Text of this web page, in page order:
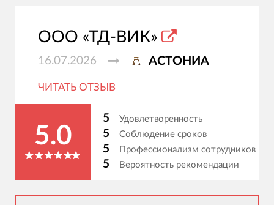
ООО «ТД-ВИК»
16.07.2026 АСТОНИА
ЧИТАТЬ ОТЗЫВ
5.0
5 Удовлетворенность
5 Соблюдение сроков
5 Профессионализм сотрудников
5 Вероятность рекомендации